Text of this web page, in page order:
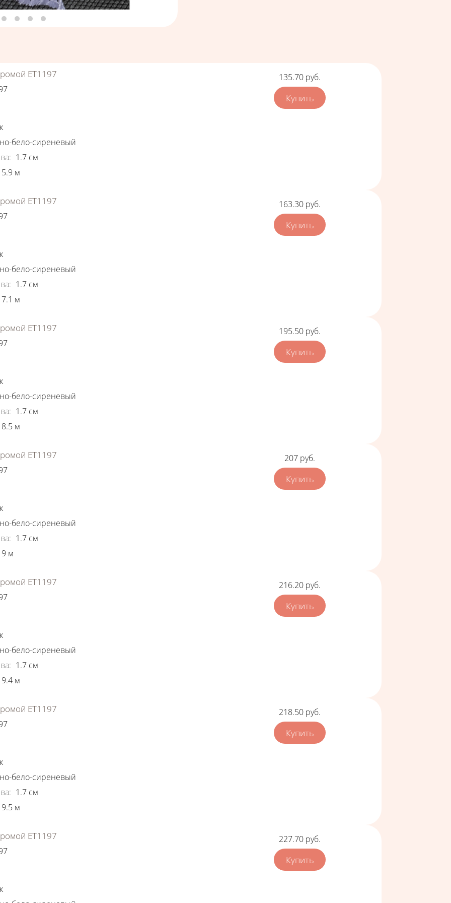
ЕТ1197
бело-сиреневый
: 1.7 см
5.9 м
Цена
135.70 руб.
ЕТ1197
бело-сиреневый
: 1.7 см
7.1 м
Цена
163.30 руб.
ЕТ1197
бело-сиреневый
: 1.7 см
8.5 м
Цена
195.50 руб.
ЕТ1197
бело-сиреневый
: 1.7 см
9 м
Цена
207 руб.
ЕТ1197
бело-сиреневый
: 1.7 см
9.4 м
Цена
216.20 руб.
ЕТ1197
бело-сиреневый
: 1.7 см
9.5 м
Цена
218.50 руб.
ЕТ1197 Цена
227.70 руб.